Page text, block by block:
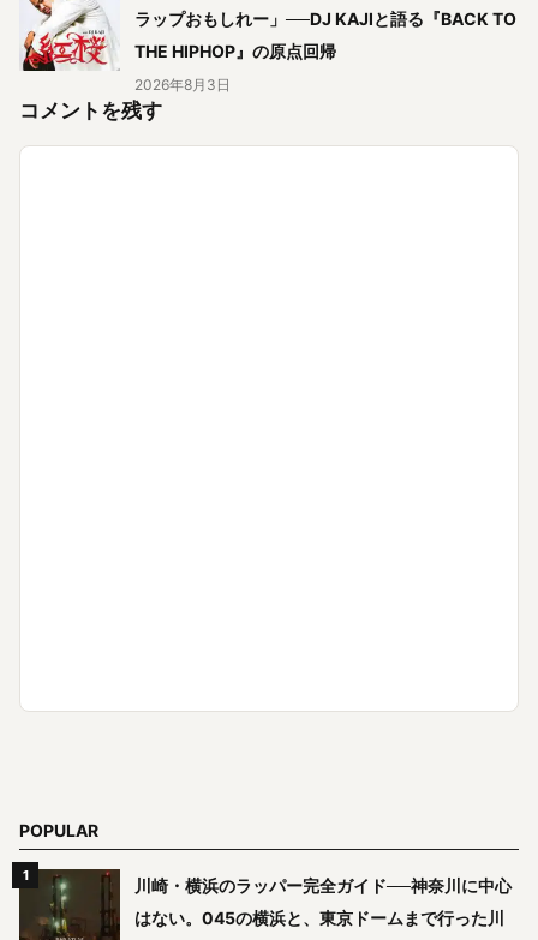
ラップおもしれー」──DJ KAJIと語る『BACK TO
THE HIPHOP』の原点回帰
2026年8月3日
コメントを残す
POPULAR
川崎・横浜のラッパー完全ガイド──神奈川に中心
はない。045の横浜と、東京ドームまで行った川